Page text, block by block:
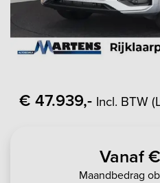
€ 47.939,- Incl. BTW
Vanaf
Maandbedrag